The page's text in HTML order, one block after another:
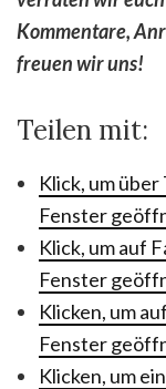
Kommentare,
freuen wir uns!
Teilen mit:
Klick, um
Fenster
Klick, um auf
Fenster
Klicken, um
Fenster
Klicken, um